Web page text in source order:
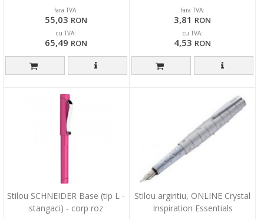
fara TVA:
55,03 RON
cu TVA:
65,49 RON
fara TVA:
3,81 RON
cu TVA:
4,53 RON
Stilou SCHNEIDER Base (tip L -
stangaci) - corp roz
Stilou argintiu, ONLINE Crystal
Inspiration Essentials